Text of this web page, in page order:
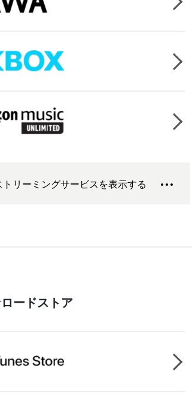
リーミングサービスを表示する
ードストア